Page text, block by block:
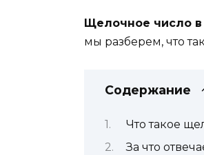
Щелочное число
мы разберем, что
Содержание
Что такое
За что